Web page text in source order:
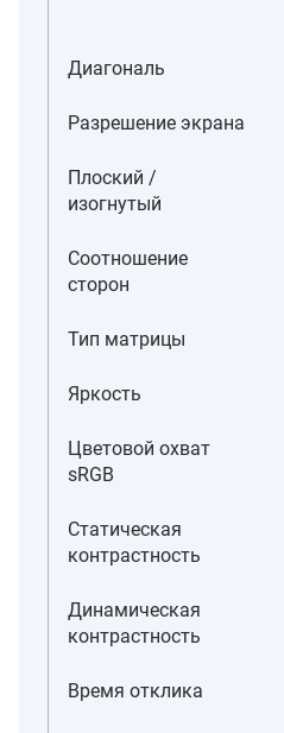
Диагональ
Разрешение экрана
Плоский /
изогнутый
Соотношение
сторон
Тип матрицы
Яркость
Цветовой охват
sRGB
Статическая
контрастность
Динамическая
контрастность
Время отклика